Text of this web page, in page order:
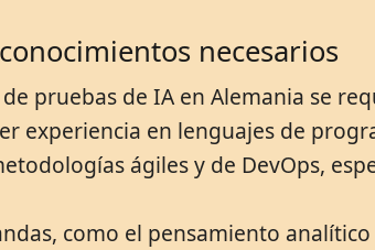
necesarios
pruebas de IA en Alemania se
experiencia en lenguajes de
ágiles y de DevOps,
como el pensamiento